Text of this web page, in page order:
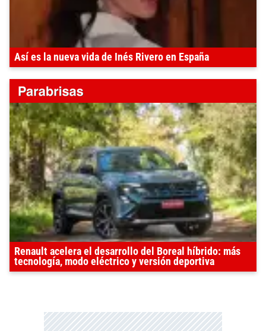
Así es la nueva vida de Inés Rivero en España
Renault acelera el desarrollo del Boreal híbrido: más
tecnología, modo eléctrico y versión deportiva